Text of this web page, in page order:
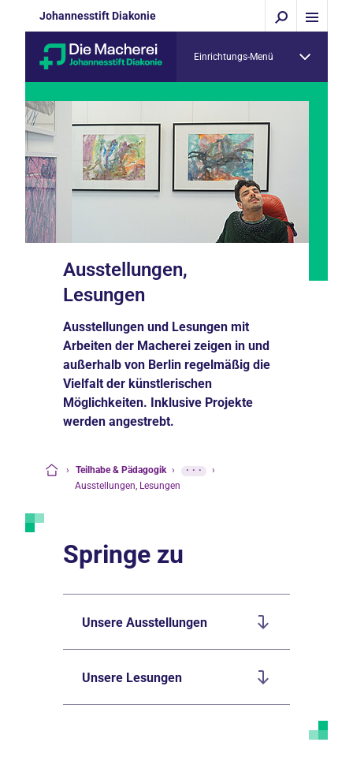
Johannesstift Diakonie
Einrichtungs-Menü
Ausstellungen,
Lesungen
Ausstellungen und Lesungen mit
Arbeiten der Macherei zeigen in und
außerhalb von Berlin regelmäßig die
Vielfalt der künstlerischen
Möglichkeiten. Inklusive Projekte
werden angestrebt.
› Teilhabe & Pädagogik › ···
›
Ausstellungen, Lesungen
Springe zu
Unsere Ausstellungen
Unsere Lesungen